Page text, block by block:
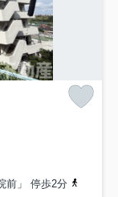
前」 停歩2分